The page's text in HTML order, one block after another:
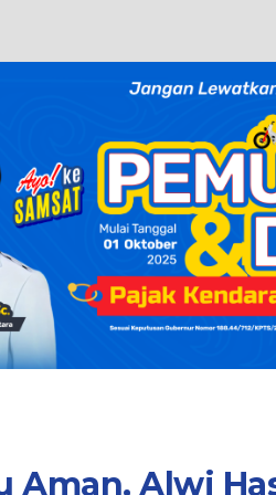
Aman, Alwi